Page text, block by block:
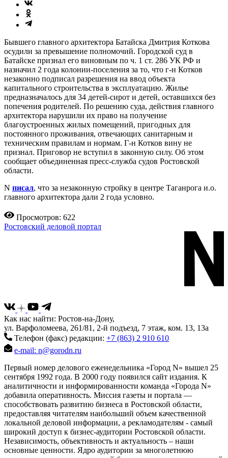
Бывшего главного архитектора Батайска Дмитрия Коткова
осудили за превышение полномочий. Городской суд в
Батайске признал его виновным по ч. 1 ст. 286 УК РФ и
назначил 2 года колонии-поселения за то, что г-н Котков
незаконно подписал разрешения на ввод объекта
капитального строительства в эксплуатацию. Жилье
предназначалось для 34 детей-сирот и детей, оставшихся без
попечения родителей. По решению суда, действия главного
архитектора нарушили их право на получение
благоустроенных жилых помещений, пригодных для
постоянного проживания, отвечающих санитарным и
техническим правилам и нормам. Г-н Котков вину не
признал. Приговор не вступил в законную силу. Об этом
сообщает объединенная пресс-служба судов Ростовской
области.
N писал, что за незаконную стройку в центре Таганрога и.о.
главного архитектора дали 2 года условно.
Просмотров: 622
Ростовский деловой портал
Как нас найти: Ростов-на-Дону,
ул. Варфоломеева, 261/81, 2-й подъезд, 7 этаж, ком. 13, 13а
Телефон (факс) редакции: +7 (863) 2 910 610
e-mail: n@gorodn.ru
Первый номер делового еженедельника «Город N» вышел 25
сентября 1992 года. В 2000 году появился сайт издания. К
аналитичности и информированности команда «Города N»
добавила оперативность. Миссия газеты и портала —
способствовать развитию бизнеса в Ростовской области,
предоставляя читателям наибольший объем качественной
локальной деловой информации, а рекламодателям - самый
широкий доступ к бизнес-аудитории Ростовской области.
Независимость, объективность и актуальность – наши
основные ценности. Ядро аудитории за многолетнюю